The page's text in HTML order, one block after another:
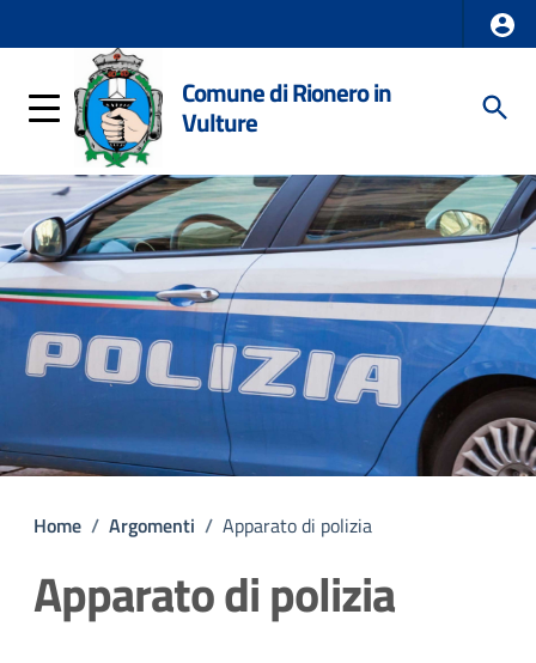
Comune di Rionero in
Vulture
Home / Argomenti / Apparato di polizia
Apparato di polizia